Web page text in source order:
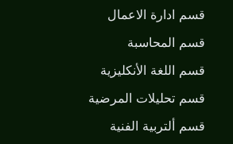
قسم ادارة الاعمال
قسم المحاسبة
قسم اللغة الأنكليزية
قسم تحليلات المرضية
قسم ألتربية الفنية